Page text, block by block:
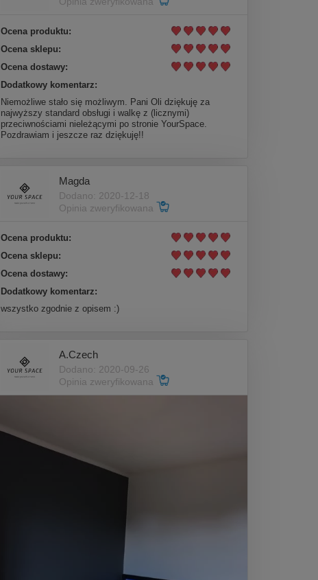
Ocena produktu:
Ocena sklepu:
Ocena dostawy:
Dodatkowy komentarz:
Niemożliwe stało się możliwym. Pani Oli dziękuję za
najwyższy standard obsługi i walkę z (licznymi)
przeciwnościami nieleżącymi po stronie YourSpace.
Pozdrawiam i jeszcze raz dziękuję!!
Magda
Dodano: 2020-12-18
Opinia zweryfikowana
Ocena produktu:
Ocena sklepu:
Ocena dostawy:
Dodatkowy komentarz:
wszystko zgodnie z opisem :)
A.Czech
Dodano: 2020-09-26
Opinia zweryfikowana